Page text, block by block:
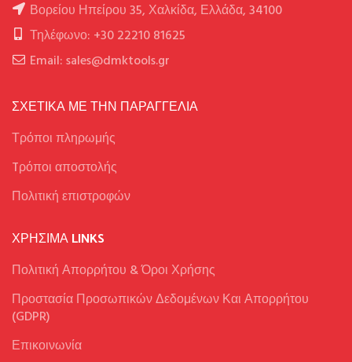
Βορείου Ηπείρου 35, Χαλκίδα, Ελλάδα, 34100
Τηλέφωνο: +30 22210 81625
Email: sales@dmktools.gr
ΣΧΕΤΙΚΑ ΜΕ ΤΗΝ ΠΑΡΑΓΓΕΛΙΑ
Τρόποι πληρωμής
Tρόποι αποστολής
Πολιτική επιστροφών
ΧΡΉΣΙΜΑ LINKS
Πολιτική Απορρήτου & Όροι Χρήσης
Προστασία Προσωπικών Δεδομένων Και Απορρήτου
(GDPR)
Επικοινωνία